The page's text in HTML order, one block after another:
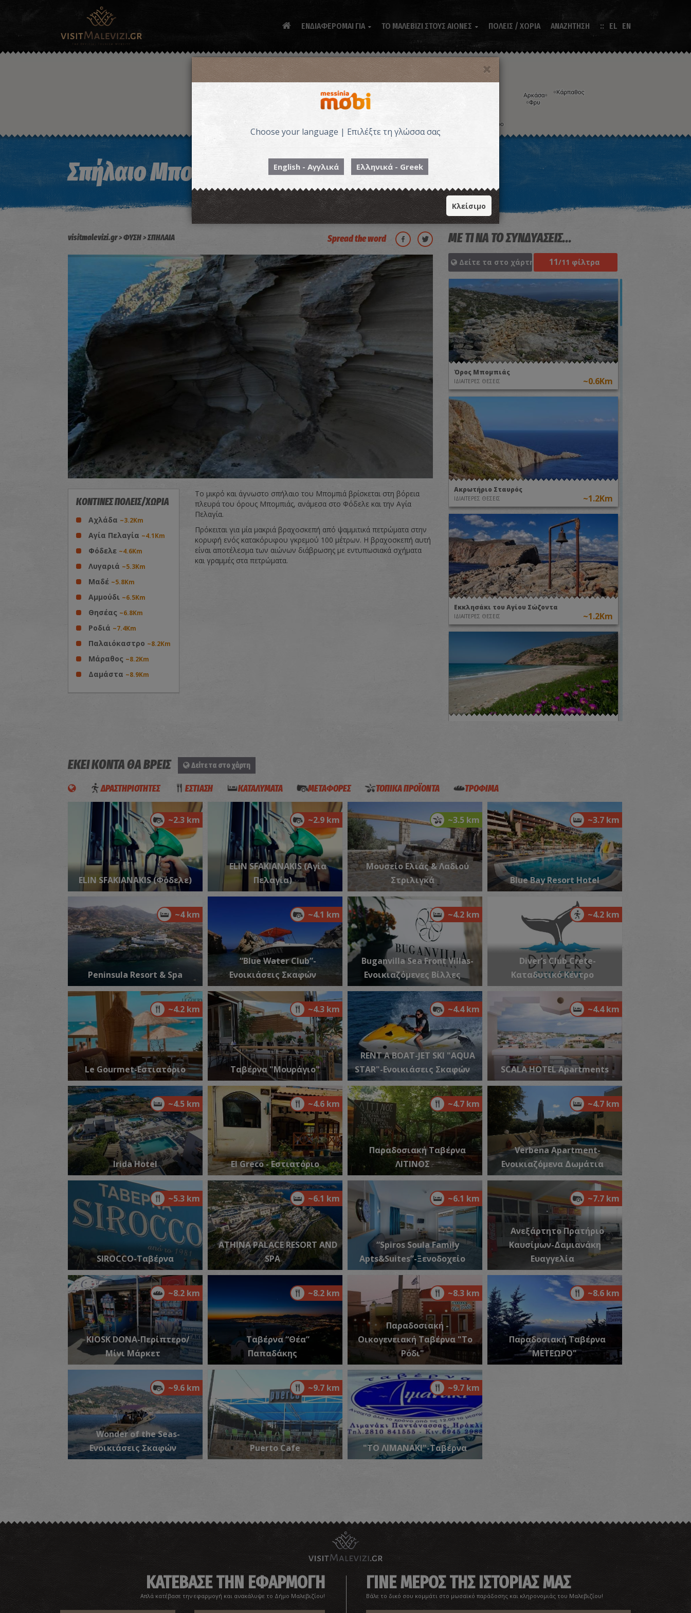
ΕΝΔΙΑΦΕΡΟΜΑΙ ΓΙΑ  ΤΟ ΜΑΛΕΒΙΖΙ ΣΤΟΥΣ ΑΙΩΝΕΣ  ΠΟΛΕΙΣ / ΧΩΡΙΑ ΑΝΑΖΗΤΗΣΗ EL EN
Η εικόνα ενδέχεται να υπόκειται σε πνευματικά δικαιώματα
Σπήλαιο Μπομπιά
visitmalevizi.gr ΦΥΣΗ ΣΠΗΛΑΙΑ Spread the word
ΚΟΝΤΙΝΕΣ ΠΟΛΕΙΣ/ΧΩΡΙΑ
Αχλάδα ~3.2Km
Αγία Πελαγία ~4.1Km
Φόδελε ~4.6Km
Λυγαριά ~5.3Km
Μαδέ ~5.8Km
Αμμούδι ~6.5Km
Θησέας ~6.8Km
Ροδιά ~7.4Km
Παλαιόκαστρο ~8.2Km
Μάραθος ~8.2Km
Δαμάστα ~8.9Km
Το μικρό και άγνωστο σπήλαιο του Μπομπιά βρίσκεται στη βόρεια
πλευρά του όρους Μπομπιάς, ανάμεσα στο Φόδελε και την Αγία
Πελαγία.
Πρόκειται για μία μακριά βραχοσκεπή από ψαμμιτικά πετρώματα στην
κορυφή ενός κατακόρυφου γκρεμού 100 μέτρων. Η βραχοσκεπή αυτή
είναι αποτέλεσμα των αιώνων διάβρωσης με εντυπωσιακά σχήματα
και γραμμές στα πετρώματα.
ΜΕ ΤΙ ΝΑ ΤΟ ΣΥΝΔΥΑΣΕΙΣ...
Δείτε τα στο χάρτη 11/11 φίλτρα
Όρος Μπομπιάς
ΙΔΙΑΙΤΕΡΕΣ ΘΕΣΕΙΣ ~0.6Km
Ακρωτήριο Σταυρός
ΙΔΙΑΙΤΕΡΕΣ ΘΕΣΕΙΣ ~1.2Km
Εκκλησάκι του Αγίου Σώζοντα
ΙΔΙΑΙΤΕΡΕΣ ΘΕΣΕΙΣ ~1.2Km
Παλιά βρύση Αχλάδας
ΙΔΙΑΙΤΕΡΕΣ ΘΕΣΕΙΣ ~3.1Km
Φρούριο «Κόκκινος Πύργος» στο Φόδελε
ΠΥΡΓΟΙ ~3.2Km
Κουλές Κοπροκεφάλα ή Κελιών στο Φόδελε
ΠΥΡΓΟΙ ~3.4Km
Παραλία Μονοναύτης
ΠΑΡΑΛΙΕΣ ~3.9Km
Παραλία Ψαρομούρα
ΠΑΡΑΛΙΕΣ ~3.9Km
Παραλία Κλαδισός
ΠΑΡΑΛΙΕΣ
ΕΚΕΙ ΚΟΝΤΑ ΘΑ ΒΡΕΙΣ Δείτε τα στο χάρτη
ΔΡΑΣΤΗΡΙΟΤΗΤΕΣ ΕΣΤΙΑΣΗ ΚΑΤΑΛΥΜΑΤΑ ΜΕΤΑΦΟΡΕΣ ΤΟΠΙΚΑ ΠΡΟΪΟΝΤΑ ΤΡΟΦΙΜΑ
~2.3 km
ELIN SFAKIANAKIS (Φόδελε)
~2.9 km
ELIN SFAKIANAKIS (Αγία
Πελαγία)
~3.5 km
Μουσείο Ελιάς & Λαδιού
Στριλιγκά
~3.7 km
Blue Bay Resort Hotel
~4 km
Peninsula Resort & Spa
~4.1 km
“Blue Water Club”-
Ενοικιάσεις Σκαφών
~4.2 km
Buganvilla Sea Front Villas-
Ενοικιαζόμενες Βίλλες
~4.2 km
Diver’s Club Crete-
Καταδυτικό Κέντρο
~4.2 km
Le Gourmet-Εστιατόριο
~4.3 km
Ταβέρνα "Μουράγιο"
~4.4 km
RENT A BOAT-JET SKI "AQUA
STAR"-Ενοικιάσεις Σκαφών
~4.4 km
SCALA HOTEL Apartments
~4.5 km
Irida Hotel
~4.6 km
El Greco - Εστιατόριο
~4.7 km
Παραδοσιακή Ταβέρνα
ΛΙΤΙΝΟΣ
~4.7 km
Verbena Apartment-
Ενοικιαζόμενα Δωμάτια
~5.3 km
SIROCCO-Ταβέρνα
~6.1 km
ATHINA PALACE RESORT AND
SPA
~6.1 km
“Spiros Soula Family
Apts&Suites”-Ξενοδοχείο
~7.7 km
Ανεξάρτητο Πρατήριο
Καυσίμων-Δαμιανάκη
Ευαγγελία
~8.2 km
KIOSK DONA-Περίπτερο/
Μίνι Μάρκετ
~8.2 km
Ταβέρνα “Θέα”
Παπαδάκης
~8.3 km
Παραδοσιακή -
Οικογενειακή Ταβέρνα "Το
Ρόδι"
~8.6 km
Παραδοσιακή Ταβέρνα
"ΜΕΤΕΩΡΟ"
~9.6 km
Wonder of the Seas-
Ενοικιάσεις Σκαφών
~9.7 km
Puerto Cafe
~9.7 km
"ΤΟ ΛΙΜΑΝΑΚΙ"-Ταβέρνα
ΚΑΤΕΒΑΣΕ ΤΗΝ ΕΦΑΡΜΟΓΗ
Απλά κατέβασε την εφαρμογή και ανακάλυψε το Δήμο Μαλεβιζίου!
ΓΙΝΕ ΜΕΡΟΣ ΤΗΣ ΙΣΤΟΡΙΑΣ ΜΑΣ
Βάλε το δικό σου κομμάτι στο μωσαϊκό παράδοσης και κληρονομιάς του Μαλεβιζίου!
Choose your language | Επιλέξτε τη γλώσσα σας
English - Αγγλικά Ελληνικά - Greek
Κλείσιμο